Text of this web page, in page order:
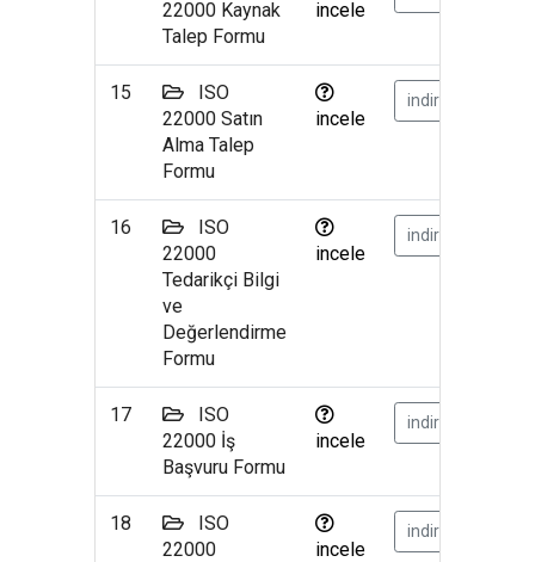
22000 Kaynak
Talep Formu
incele
15
ISO
22000 Satın
Alma Talep
Formu
incele
indir
16
ISO
22000
Tedarikçi Bilgi
ve
Değerlendirme
Formu
incele
indir
17
ISO
22000 İş
Başvuru Formu
incele
indir
18
ISO
22000
incele
indir